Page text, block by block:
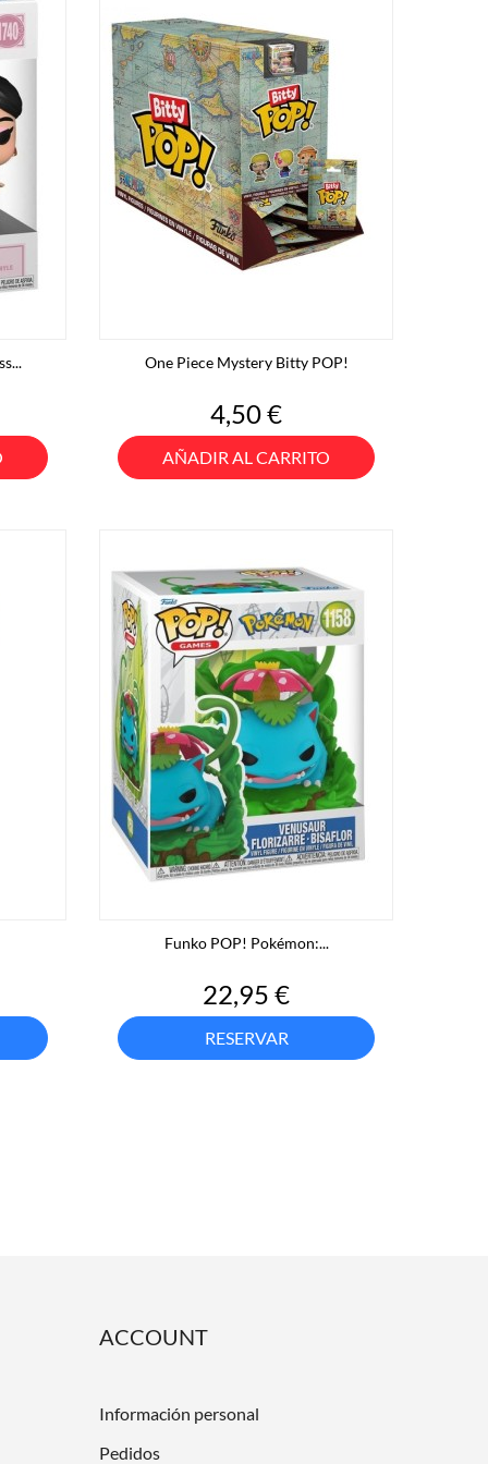
One Piece Mystery Bitty POP!
Precio
4,50 €
AÑADIR AL CARRITO
Funko POP! Pokémon:...
Precio
22,95 €
RESERVAR
ACCOUNT
Información personal
Pedidos